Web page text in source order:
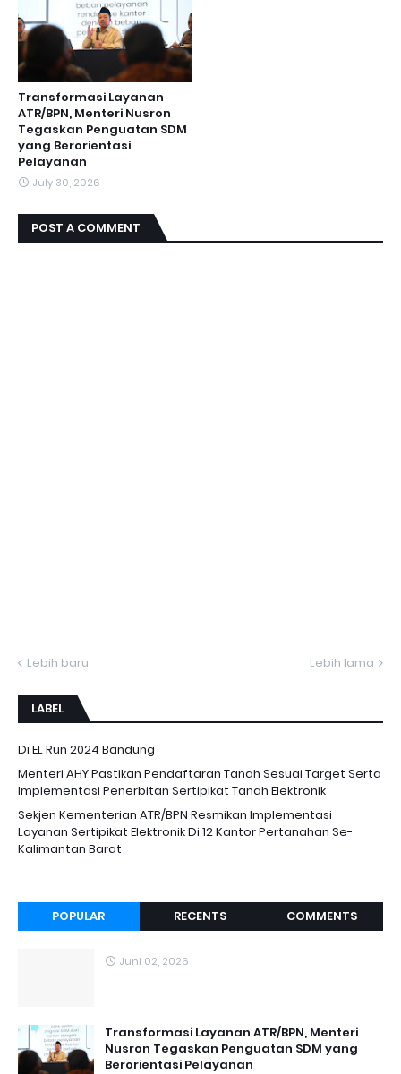
Transformasi Layanan
ATR/BPN, Menteri Nusron
Tegaskan Penguatan SDM
yang Berorientasi
Pelayanan
July 30, 2026
POST A COMMENT
Lebih baru Lebih lama
LABEL
Di EL Run 2024 Bandung
Menteri AHY Pastikan Pendaftaran Tanah Sesuai Target Serta
Implementasi Penerbitan Sertipikat Tanah Elektronik
Sekjen Kementerian ATR/BPN Resmikan Implementasi
Layanan Sertipikat Elektronik Di 12 Kantor Pertanahan Se-
Kalimantan Barat
POPULAR RECENTS COMMENTS
Juni 02, 2026
Transformasi Layanan ATR/BPN, Menteri
Nusron Tegaskan Penguatan SDM yang
Berorientasi Pelayanan